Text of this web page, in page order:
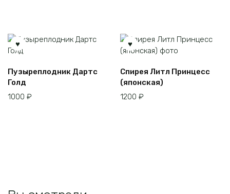
Пузыреплодник Дартс
Голд
1000 ₽
Спирея Литл Принцесс
(японская)
1200 ₽